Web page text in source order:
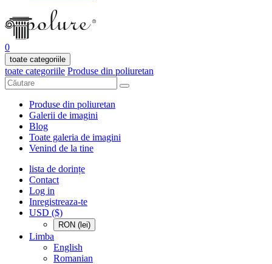
0
toate categoriile
toate categoriile Produse din poliuretan
Produse din poliuretan
Galerii de imagini
Blog
Toate galeria de imagini
Venind de la tine
lista de dorințe
Contact
Log in
Inregistreaza-te
USD ($)
RON (lei)
Limba
English
Romanian